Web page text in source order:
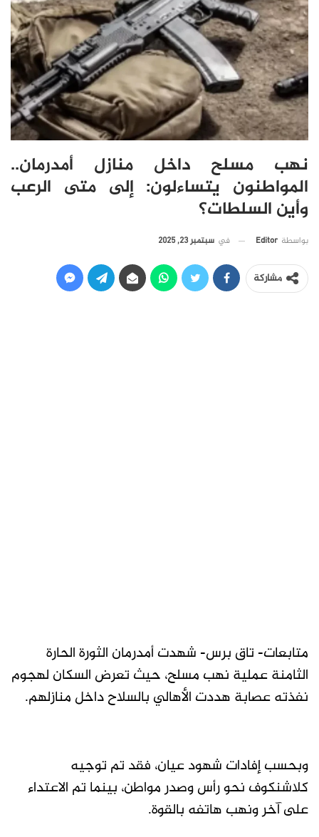
نهب مسلح داخل منازل أمدرمان..
المواطنون يتساءلون: إلى متى الرعب
وأين السلطات؟
بواسطة Editor في سبتمبر 23, 2025
مشاركة
متابعات- تاق برس- شهدت أمدرمان الثورة الحارة
الثامنة عملية نهب مسلح، حيث تعرض السكان لهجوم
نفذته عصابة هددت الأهالي بالسلاح داخل منازلهم.
وبحسب إفادات شهود عيان، فقد تم توجيه
كلاشنكوف نحو رأس وصدر مواطن، بينما تم الاعتداء
على آخر ونهب هاتفه بالقوة.